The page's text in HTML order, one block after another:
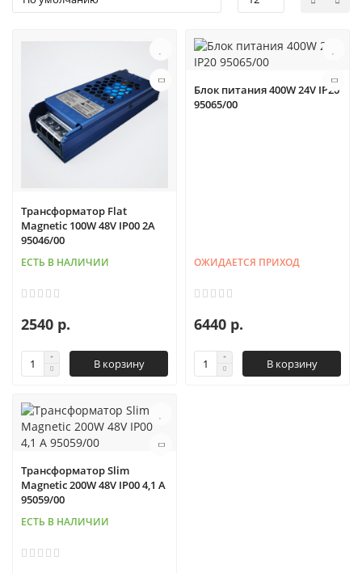
Трансформатор Flat
Magnetic 100W 48V IP00 2A
95046/00
ЕСТЬ В НАЛИЧИИ
2540 р.
В корзину
Блок питания 400W 24V IP20
95065/00
ОЖИДАЕТСЯ ПРИХОД
6440 р.
В корзину
Трансформатор Slim
Magnetic 200W 48V IP00 4,1 A
95059/00
ЕСТЬ В НАЛИЧИИ